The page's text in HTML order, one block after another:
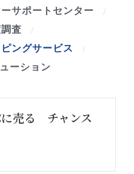
サポートセンター /
査 /
ングサービス /
ーション
売る チャンス